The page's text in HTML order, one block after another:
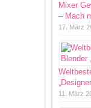
Mixer
– Mach
17. März
11. März